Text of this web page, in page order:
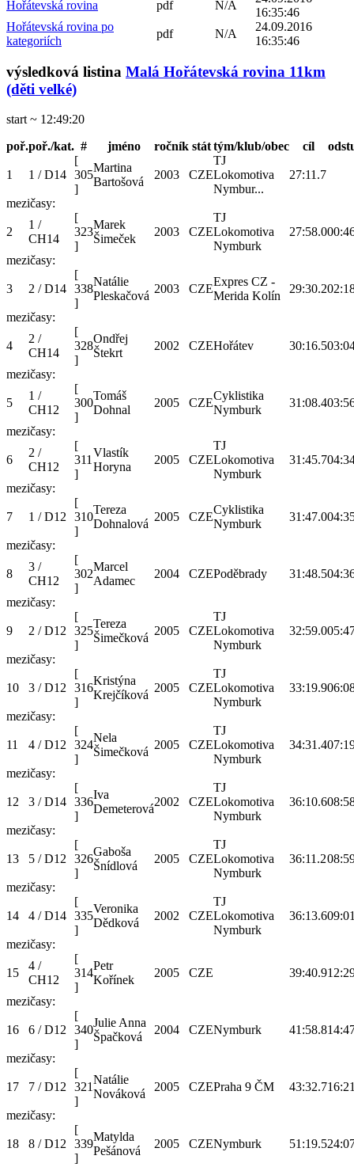
Hořátevská rovina pdf N/A
16:35:46
Hořátevská rovina po
kategoriích
pdf N/A
24.09.2016
16:35:46
výsledková listina Malá Hořátevská rovina 11km
(děti velké)
start ~ 12:49:20
poř.poř./kat. # jméno ročník stát tým/klub/obec cíl
1 1 / D14
[
305
]
Martina
Bartošová
2003 CZE
TJ
Lokomotiva
Nymbur...
27:11.7
mezičasy:
2
1 /
CH14
[
323
]
Marek
Šimeček
2003 CZE
TJ
Lokomotiva
Nymburk
27:58.0
mezičasy:
3 2 / D14
[
338
]
Natálie
Pleskačová
2003 CZE
Expres CZ -
Merida Kolín
29:30.2
mezičasy:
4
2 /
CH14
[
328
]
Ondřej
Štekrt
2002 CZEHořátev 30:16.5
mezičasy:
5
1 /
CH12
[
300
]
Tomáš
Dohnal
2005 CZE
Cyklistika
Nymburk
31:08.4
mezičasy:
6
2 /
CH12
[
311
]
Vlastík
Horyna
2005 CZE
TJ
Lokomotiva
Nymburk
31:45.7
mezičasy:
7 1 / D12
[
310
]
Tereza
Dohnalová
2005 CZE
Cyklistika
Nymburk
31:47.0
mezičasy:
8
3 /
CH12
[
302
]
Marcel
Adamec
2004 CZEPoděbrady 31:48.5
mezičasy:
9 2 / D12
[
325
]
Tereza
Šimečková
2005 CZE
TJ
Lokomotiva
Nymburk
32:59.0
mezičasy:
10 3 / D12
[
316
]
Kristýna
Krejčíková
2005 CZE
TJ
Lokomotiva
Nymburk
33:19.9
mezičasy:
11 4 / D12
[
324
]
Nela
Šimečková
2005 CZE
TJ
Lokomotiva
Nymburk
34:31.4
mezičasy:
12 3 / D14
[
336
]
Iva
Demeterová
2002 CZE
TJ
Lokomotiva
Nymburk
36:10.6
mezičasy:
13 5 / D12
[
326
]
Gaboša
Šnídlová
2005 CZE
TJ
Lokomotiva
Nymburk
36:11.2
mezičasy:
14 4 / D14
[
335
]
Veronika
Dědková
2002 CZE
TJ
Lokomotiva
Nymburk
36:13.6
mezičasy:
15
4 /
CH12
[
314
]
Petr
Kořínek
2005 CZE 39:40.9
mezičasy:
16 6 / D12
[
340
]
Julie Anna
Špačková
2004 CZENymburk 41:58.8
mezičasy:
17 7 / D12
[
321
]
Natálie
Nováková
2005 CZEPraha 9 ČM 43:32.7
mezičasy:
18 8 / D12
[
339
]
Matylda
Pešánová
2005 CZENymburk 51:19.5